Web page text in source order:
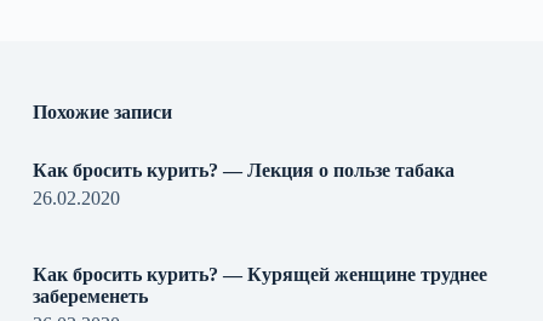
Похожие записи
Как бросить курить? — Лекция о пользе табака
26.02.2020
Как бросить курить? — Курящей женщине труднее
забеременеть